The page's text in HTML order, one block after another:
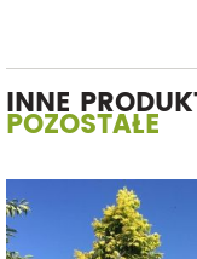
INNE
POZOSTAŁE